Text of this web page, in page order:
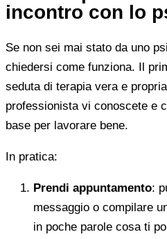
incontro con lo
Se non sei mai stato da uno
chiedersi come funziona. Il
seduta di terapia vera e
professionista vi conoscete e
base per lavorare bene.
In pratica:
Prendi appuntamento:
messaggio o compilare
in poche parole cosa ti